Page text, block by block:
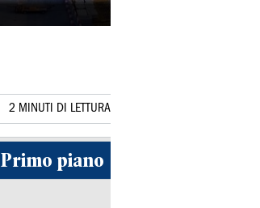
2 MINUTI DI LETTURA
Primo piano